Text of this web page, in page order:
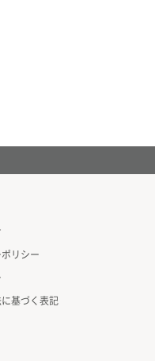
リシー
基づく表記